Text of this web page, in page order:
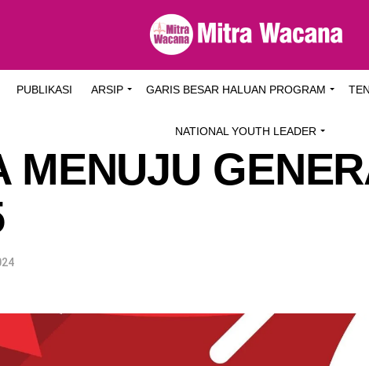
PUBLIKASI ARSIP GARIS BESAR HALUAN PROGRAM
NATIONAL YOUTH LEADER
MENUJU